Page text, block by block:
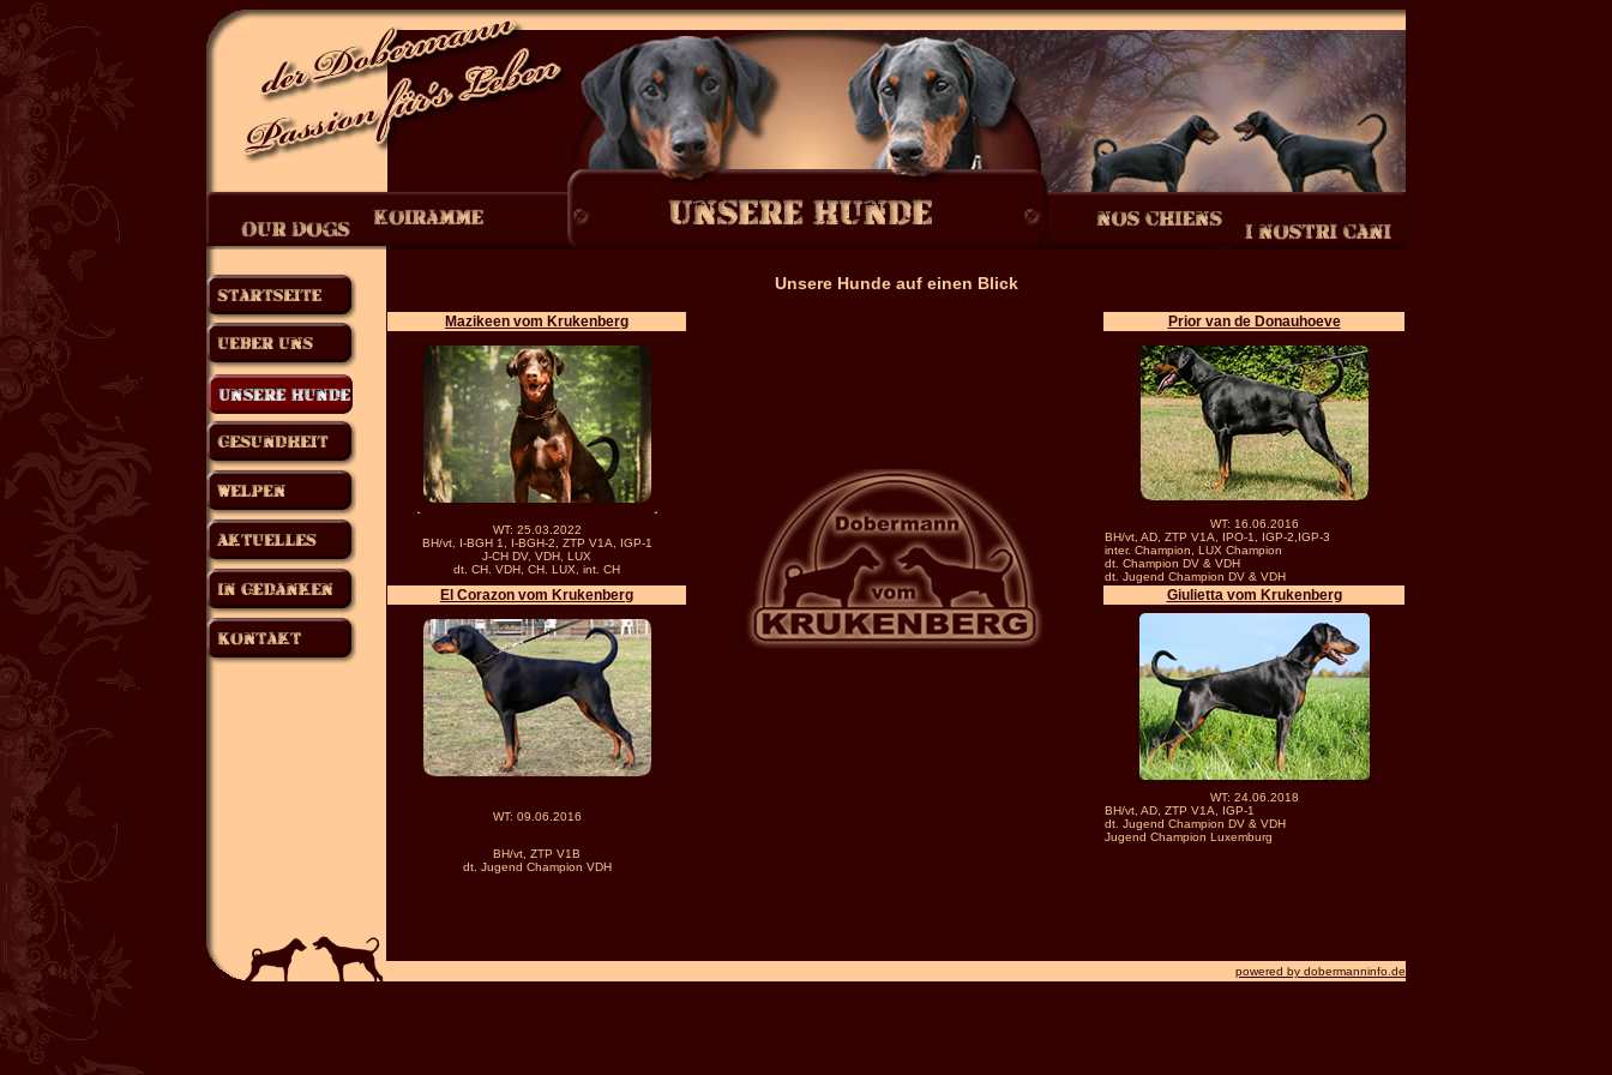
Unsere Hunde auf einen Blick
Mazikeen vom Krukenberg Prior van de Donauhoeve
WT: 25.03.2022
BH/vt, I-BGH 1, I-BGH-2, ZTP V1A, IGP-1
J-CH DV, VDH, LUX
dt. CH. VDH, CH. LUX, int. CH
WT: 16.06.2016
BH/vt, AD, ZTP V1A, IPO-1, IGP-2,IGP-3
inter. Champion, LUX Champion
dt. Champion DV & VDH
dt. Jugend Champion DV & VDH
El Corazon vom Krukenberg Giulietta vom Krukenberg
WT: 09.06.2016
WT: 24.06.2018
BH/vt, AD, ZTP V1A, IGP-1
dt. Jugend Champion DV & VDH
Jugend Champion Luxemburg
BH/vt, ZTP V1B
dt. Jugend Champion VDH
powered by dobermanninfo.de